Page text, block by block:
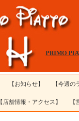
PRIMO
【お知らせ】 【今週の
【店舗情報・アクセス】